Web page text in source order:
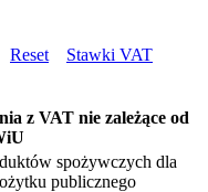
Reset
Stawki VAT
z VAT nie zależące od
spożywczych dla
publicznego